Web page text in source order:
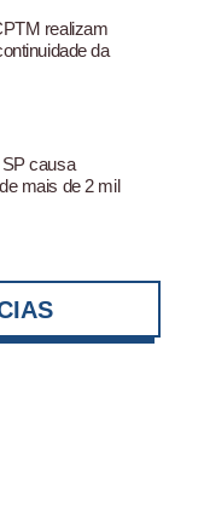
realizam
da
causa
mais de 2 mil